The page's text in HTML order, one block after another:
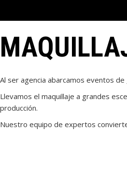
Al ser agencia abarcamos eventos
Llevamos el maquillaje a grandes
producción.
Nuestro equipo de expertos